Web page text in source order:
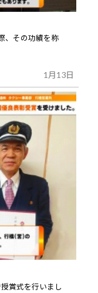
、その功績を称
1月13日
賞式を行いまし